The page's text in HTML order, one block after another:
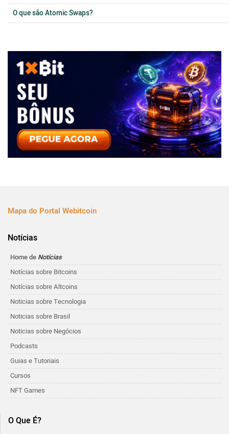
O que são Atomic Swaps?
Mapa do Portal Webitcoin
Notícias
Home de Notícias
Notícias sobre Bitcoins
Notícias sobre Altcoins
Noticias sobre Tecnologia
Noticias sobre Brasil
Noticias sobre Negócios
Podcasts
Guias e Tutoriais
Cursos
NFT Games
O Que É?